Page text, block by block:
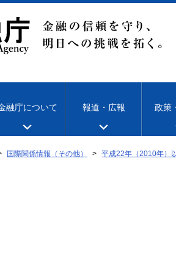
融庁について 報道・広報 政策
国際関係情報（その他） 平成22年（2010年）